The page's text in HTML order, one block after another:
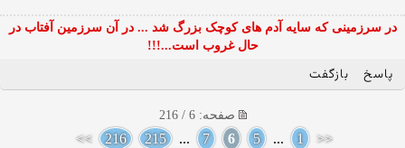
در سرزمینی که سایه آدم های کوچک بزرگ شد ... در آن سرزمین آفتاب در
حال غروب است...!!!
پاسخ بازگفت
صفحه: 6 / 216
<<
1
...
5
6
7
...
215
216
>>